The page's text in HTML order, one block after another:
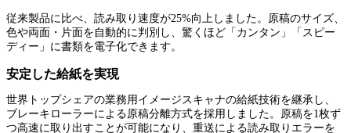
従来製品に比べ、読み取り速度が25%向上しました。原稿のサイズ、
色や両面・片面を自動的に判別し、驚くほど「カンタン」「スピー
ディー」に書類を電子化できます。
安定した給紙を実現
世界トップシェアの業務用イメージスキャナの給紙技術を継承し、
ブレーキローラーによる原稿分離方式を採用しました。原稿を1枚ず
つ高速に取り出すことが可能になり、重送による読み取りエラーを